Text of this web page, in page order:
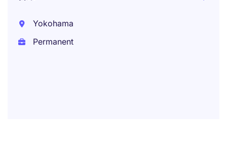
Yokohama
Permanent